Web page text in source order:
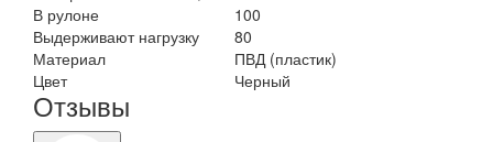
В рулоне
100
Выдерживают нагрузку
80
Материал
ПВД (пластик)
Цвет
Черный
Отзывы